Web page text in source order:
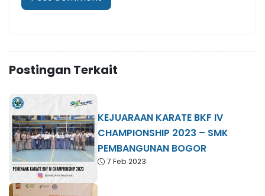
Postingan Terkait
KEJUARAAN KARATE BKF IV
CHAMPIONSHIP 2023 – SMK
PEMBANGUNAN BOGOR
7 Feb 2023